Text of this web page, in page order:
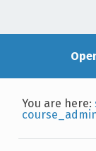
You are here: